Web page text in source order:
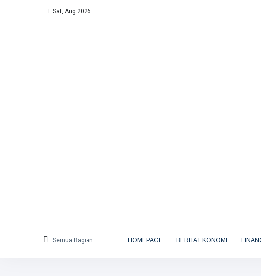
Sat, Aug 2026
Semua Bagian HOMEPAGE BERITA EKONOMI